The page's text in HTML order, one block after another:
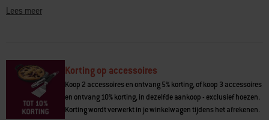
Lees meer
Korting op accessoires
Koop 2 accessoires en ontvang 5% korting, of koop 3 accessoires
en ontvang 10% korting, in dezelfde aankoop - exclusief hoezen.
Korting wordt verwerkt in je winkelwagen tijdens het afrekenen.